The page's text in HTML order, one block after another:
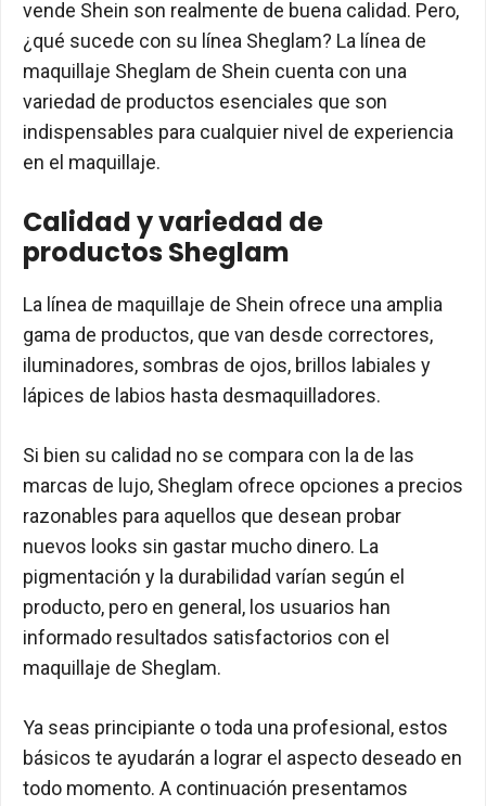
vende Shein son realmente de buena calidad. Pero,
¿qué sucede con su línea Sheglam? La línea de
maquillaje Sheglam de Shein cuenta con una
variedad de productos esenciales que son
indispensables para cualquier nivel de experiencia
en el maquillaje.
Calidad y variedad de
productos Sheglam
La línea de maquillaje de Shein ofrece una amplia
gama de productos, que van desde correctores,
iluminadores, sombras de ojos, brillos labiales y
lápices de labios hasta desmaquilladores.
Si bien su calidad no se compara con la de las
marcas de lujo, Sheglam ofrece opciones a precios
razonables para aquellos que desean probar
nuevos looks sin gastar mucho dinero. La
pigmentación y la durabilidad varían según el
producto, pero en general, los usuarios han
informado resultados satisfactorios con el
maquillaje de Sheglam.
Ya seas principiante o toda una profesional, estos
básicos te ayudarán a lograr el aspecto deseado en
todo momento. A continuación presentamos